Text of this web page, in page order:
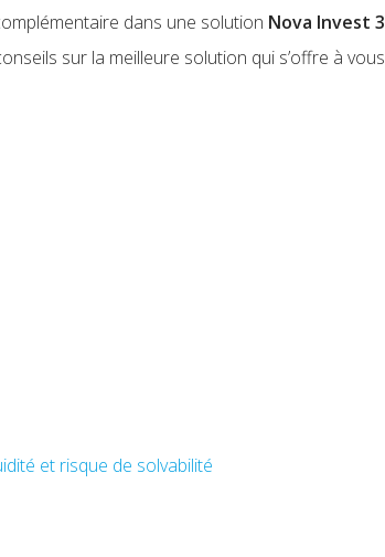
dans une solution Nova Invest
sur la meilleure solution qui s’offre à
et risque de solvabilité